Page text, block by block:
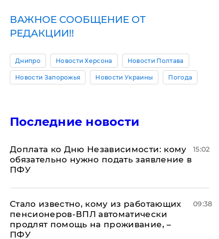
ВАЖНОЕ СООБЩЕНИЕ ОТ
РЕДАКЦИИ!!
Днипро Новости Херсона Новости Полтава
Новости Запорожья Новости Украины Погода
Последние новости
Доплата ко Дню Независимости: кому
обязательно нужно подать заявление в
ПФУ
15:02
Стало известно, кому из работающих
пенсионеров-ВПЛ автоматически
продлят помощь на проживание, –
ПФУ
09:38